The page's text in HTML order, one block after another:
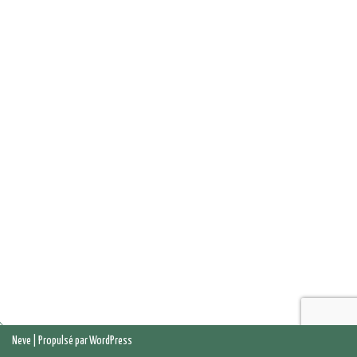
Neve | Propulsé parWordPress